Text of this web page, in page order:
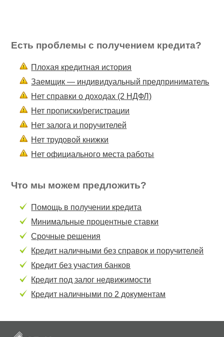
Есть проблемы с получением кредита?
Плохая кредитная история
Заемщик — индивидуальный предприниматель
Нет справки о доходах (2 НДФЛ)
Нет прописки/регистрации
Нет залога и поручителей
Нет трудовой книжки
Нет официального места работы
Что мы можем предложить?
Помощь в получении кредита
Минимальные процентные ставки
Срочные решения
Кредит наличными без справок и поручителей
Кредит без участия банков
Кредит под залог недвижимости
Кредит наличными по 2 документам